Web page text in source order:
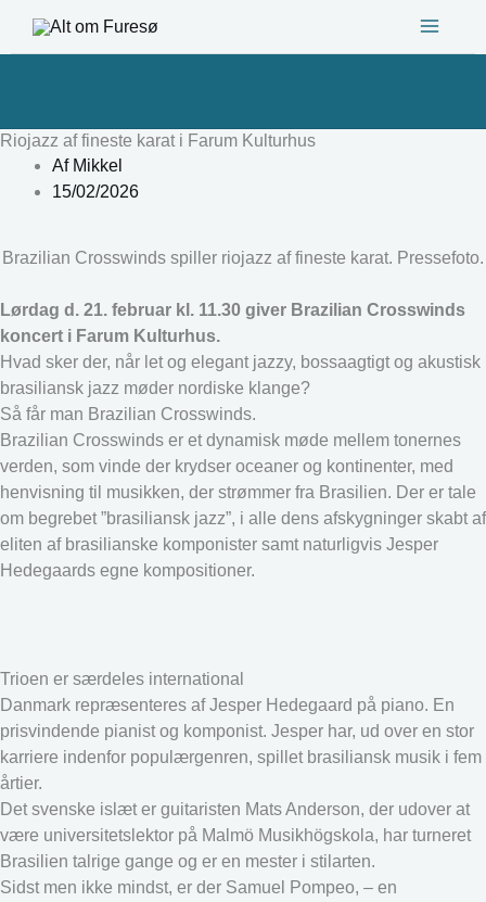
Riojazz af fineste karat i Farum Kulturhus
AfMikkel
15/02/2026
Brazilian Crosswinds spiller riojazz af fineste karat. Pressefoto.
Lørdag d. 21. februar kl. 11.30 giver Brazilian Crosswinds
koncert i Farum Kulturhus.
Hvad sker der, når let og elegant jazzy, bossaagtigt og akustisk
brasiliansk jazz møder nordiske klange?
Så får man Brazilian Crosswinds.
Brazilian Crosswinds er et dynamisk møde mellem tonernes
verden, som vinde der krydser oceaner og kontinenter, med
henvisning til musikken, der strømmer fra Brasilien. Der er tale
om begrebet ”brasiliansk jazz”, i alle dens afskygninger skabt af
eliten af brasilianske komponister samt naturligvis Jesper
Hedegaards egne kompositioner.
Trioen er særdeles international
Danmark repræsenteres af Jesper Hedegaard på piano. En
prisvindende pianist og komponist. Jesper har, ud over en stor
karriere indenfor populærgenren, spillet brasiliansk musik i fem
årtier.
Det svenske islæt er guitaristen Mats Anderson, der udover at
være universitetslektor på Malmö Musikhögskola, har turneret
Brasilien talrige gange og er en mester i stilarten.
Sidst men ikke mindst, er der Samuel Pompeo, – en